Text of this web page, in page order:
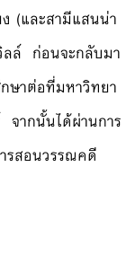
(และสามีแสนน่า
ลล์ ก่อนจะกลับมา
ษาต่อที่มหาวิทยา
จากนั้นได้ผ่านการ
รสอนวรรณคดี